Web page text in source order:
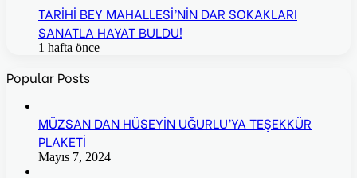
TARİHİ BEY MAHALLESİ’NİN DAR SOKAKLARI
SANATLA HAYAT BULDU!
1 hafta önce
Popular Posts
MÜZSAN DAN HÜSEYİN UĞURLU’YA TEŞEKKÜR
PLAKETİ
Mayıs 7, 2024